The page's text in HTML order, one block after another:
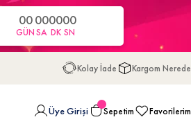
00
GÜN
00
SA
00
DK
00
SN
Kolay İade Kargom Nerede
Üye Girişi Sepetim Favorilerim